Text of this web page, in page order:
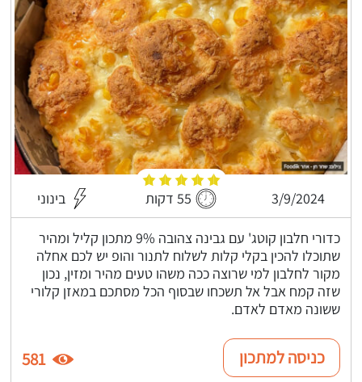
3/9/2024 55 דקות בינוני
כדורי חלבון קוטג' עם גבינה צהובה 9% מתכון קליל ומהיר
שתוכלו להכין בקלי קלות לשלוח לתנור והופ יש לכם אחלה
מקור לחלבון למי שרוצה ככה משהו טעים מהיר ומזין, נכון
שזה קמח אבל אל תשכחו שבסוף הכל מסתכם במאזן קלורי
ששונה מאדם לאדם.
כניסה למתכון 581